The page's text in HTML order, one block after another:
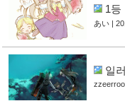
1등
あい |
일
다 [6]
zzeerroo